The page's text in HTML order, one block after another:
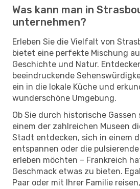
Was kann man in
unternehmen?
Erleben Sie die Vielfalt von
bietet eine perfekte Mischung
Geschichte und Natur.
beeindruckende
ein in die lokale Küche und
wunderschöne Umgebung.
Ob Sie durch historische
einem der zahlreichen Museen
Stadt entdecken, sich in einem
entspannen oder die
erleben möchten – Frankreich
Geschmack etwas zu bieten.
Paar oder mit Ihrer Familie